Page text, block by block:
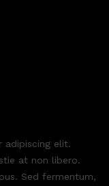
adipiscing elit.
at non libero.
Sed fermentum,